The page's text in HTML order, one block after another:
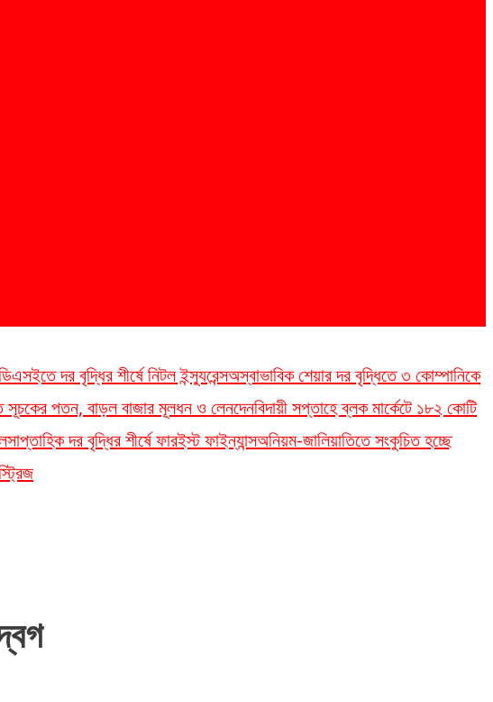
দর বৃদ্ধির শীর্ষে নিটল ইন্স্যুরেন্সঅস্বাভাবিক শেয়ার দর বৃদ্ধিতে ৩ কোম্পানিকে
পতন, বাড়ল বাজার মূলধন ও লেনদেনবিদায়ী সপ্তাহে ব্লক মার্কেটে ১৮২ কোটি
সাপ্তাহিক দর বৃদ্ধির শীর্ষে ফারইস্ট ফাইন্যান্সঅনিয়ম-জালিয়াতিতে সংকুচিত হচ্ছে